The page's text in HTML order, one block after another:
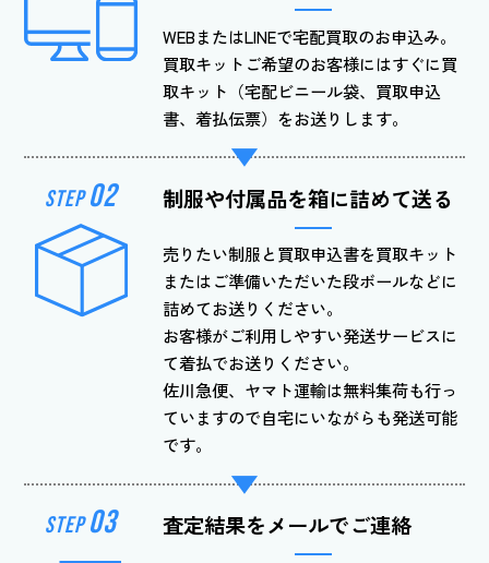
WEBまたはLINEで宅配買取のお申込み。
買取キットご希望のお客様にはすぐに買
取キット（宅配ビニール袋、買取申込
書、着払伝票）をお送りします。
STEP02 制服や付属品を箱に詰めて送る
売りたい制服と買取申込書を買取キット
またはご準備いただいた段ボールなどに
詰めてお送りください。
お客様がご利用しやすい発送サービスに
て着払でお送りください。
佐川急便、ヤマト運輸は無料集荷も行っ
ていますので自宅にいながらも発送可能
です。
STEP03 査定結果をメールでご連絡